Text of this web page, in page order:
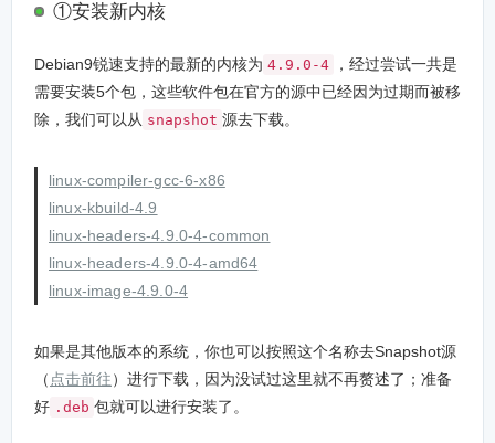
①安装新内核
Debian9锐速支持的最新的内核为 4.9.0-4
，经过尝试一共是
需要安装5个包，这些软件包在官方的源中已经因为过期而被移
除，我们可以从 snapshot 源去下载。
linux-compiler-gcc-6-x86
linux-kbuild-4.9
linux-headers-4.9.0-4-common
linux-headers-4.9.0-4-amd64
linux-image-4.9.0-4
如果是其他版本的系统，你也可以按照这个名称去Snapshot源
（ 点击前往）进行下载，因为没试过这里就不再赘述了；准备
好 .deb 包就可以进行安装了。